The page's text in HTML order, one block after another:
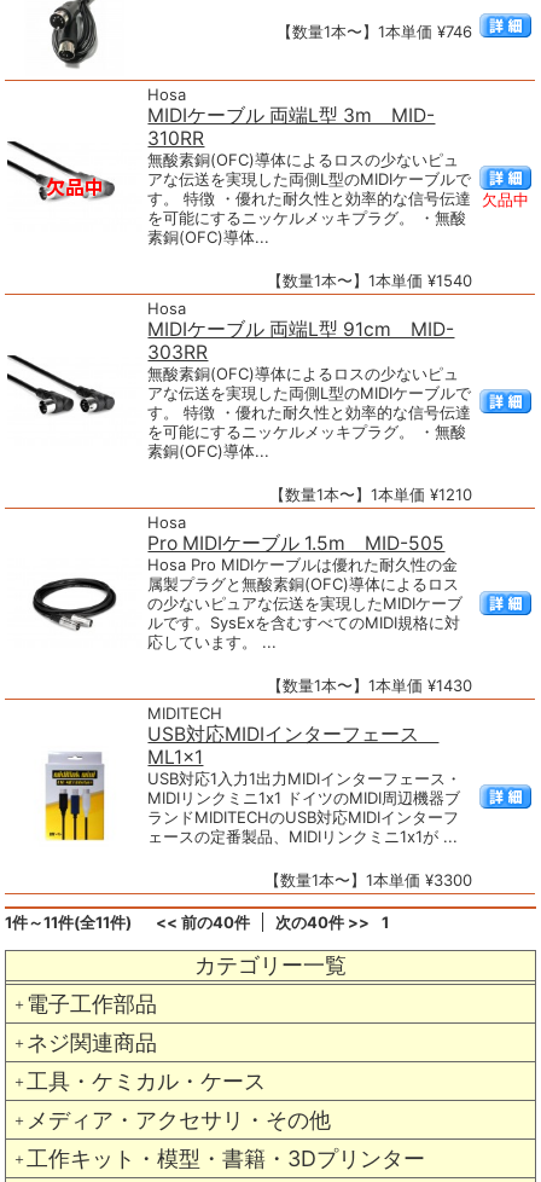
カテゴリー一覧
＋ 電子工作部品
＋ ネジ関連商品
＋ 工具・ケミカル・ケース
＋ メディア・アクセサリ・その他
＋ 工作キット・模型・書籍・3Dプリンター
【数量1本〜】1本単価 ¥746
Hosa
MIDIケーブル 両端L型 3m MID-
310RR
無酸素銅(OFC)導体によるロスの少ないピュ
アな伝送を実現した両側L型のMIDIケーブルで
す。 特徴 ・優れた耐久性と効率的な信号伝達
を可能にするニッケルメッキプラグ。 ・無酸
素銅(OFC)導体...
【数量1本〜】1本単価 ¥1540
欠品中
Hosa
MIDIケーブル 両端L型 91cm MID-
303RR
無酸素銅(OFC)導体によるロスの少ないピュ
アな伝送を実現した両側L型のMIDIケーブルで
す。 特徴 ・優れた耐久性と効率的な信号伝達
を可能にするニッケルメッキプラグ。 ・無酸
素銅(OFC)導体...
【数量1本〜】1本単価 ¥1210
Hosa
Pro MIDIケーブル 1.5m MID-505
Hosa Pro MIDIケーブルは優れた耐久性の金
属製プラグと無酸素銅(OFC)導体によるロス
の少ないピュアな伝送を実現したMIDIケーブ
ルです。SysExを含むすべてのMIDI規格に対
応しています。 ...
【数量1本〜】1本単価 ¥1430
MIDITECH
USB対応MIDIインターフェース
ML1x1
USB対応1入力1出力MIDIインターフェース・
MIDIリンクミニ1x1 ドイツのMIDI周辺機器ブ
ランドMIDITECHのUSB対応MIDIインターフ
ェースの定番製品、MIDIリンクミニ1x1が ...
【数量1本〜】1本単価 ¥3300
1件～11件(全11件) << 前の40件 次の40件 >> 1